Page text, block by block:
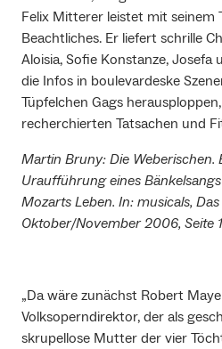
Felix Mitterer leistet mit seinem
Beachtliches. Er liefert schrille
Aloisia, Sofie Konstanze,
die Infos in boulevardeske
Tüpfelchen Gags
recherchierten Tatsachen und
Martin Bruny: Die Weberischen.
Uraufführung eines
Mozarts Leben. In: musicals,
Oktober/November 2006, Seite
„Da wäre zunächst Robert
Volksoperndirektor, der als
skrupellose Mutter der vier